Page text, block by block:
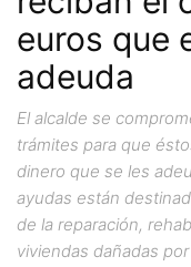
euros que
adeuda
El alcalde se
trámites para que
dinero que se les
ayudas están
de la reparación,
viviendas dañadas